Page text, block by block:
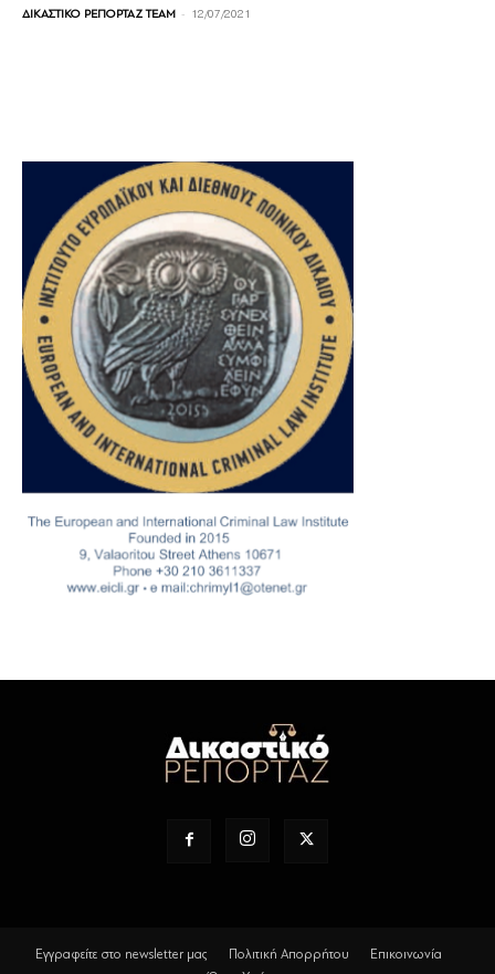
ΔΙΚΑΣΤΙΚΟ ΡΕΠΟΡΤΑΖ TEAM - 12/07/2021
Εγγραφείτε στο newsletter μας Πολιτική Απορρήτου
Επικοινωνία